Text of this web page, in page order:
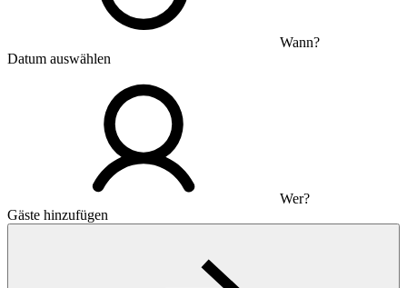
Wann?
Datum auswählen
Wer?
Gäste hinzufügen